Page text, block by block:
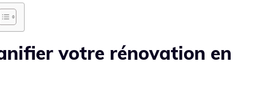
votre rénovation en